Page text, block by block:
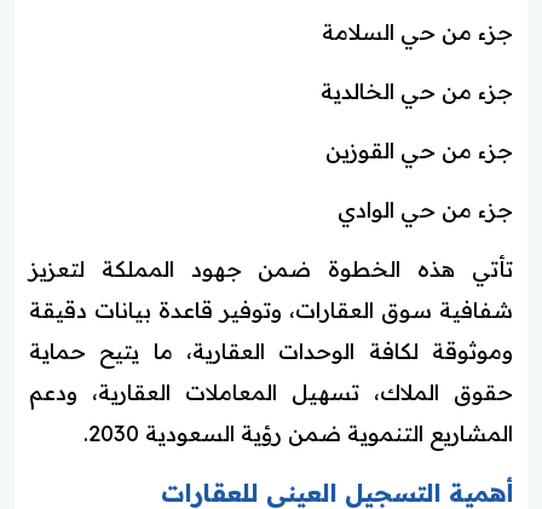
جزء من حي السلامة
جزء من حي الخالدية
جزء من حي القوزين
جزء من حي الوادي
تأتي هذه الخطوة ضمن جهود المملكة لتعزيز
شفافية سوق العقارات، وتوفير قاعدة بيانات دقيقة
وموثوقة لكافة الوحدات العقارية، ما يتيح حماية
حقوق الملاك، تسهيل المعاملات العقارية، ودعم
المشاريع التنموية ضمن رؤية السعودية 2030.
أهمية التسجيل العيني للعقارات